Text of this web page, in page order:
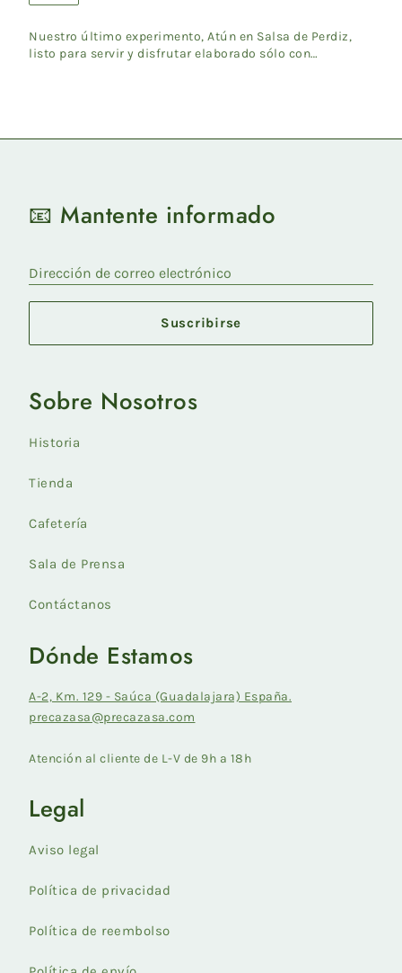
Nuestro último experimento, Atún en Salsa de Perdiz ,
listo para servir y disfrutar elaborado sólo con
📧 Mantente informado
Dirección de correo electrónico
Suscribirse
Sobre Nosotros
Historia
Tienda
Cafetería
Sala de Prensa
Contáctanos
Dónde Estamos
A-2, Km. 129 - Saúca (Guadalajara) España.
precazasa@precazasa.com
Atención al cliente de L-V de 9h a 18h
Legal
Aviso legal
Política de privacidad
Política de reembolso